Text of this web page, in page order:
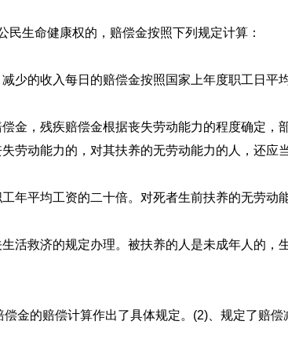
生命健康权的，赔偿金按照下列规定计算：
的收入每日的赔偿金按照国家上年度职工日平
，残疾赔偿金根据丧失劳动能力的程度确定，
劳动能力的，对其扶养的无劳动能力的人，还应
平均工资的二十倍。对死者生前扶养的无劳动
救济的规定办理。被扶养的人是未成年人的，
的赔偿计算作出了具体规定。(2)、规定了赔偿